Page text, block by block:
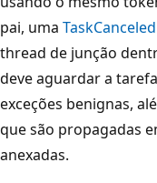
pai, uma
thread de junção
deve aguardar a
exceções benignas,
que são propagadas
anexadas.